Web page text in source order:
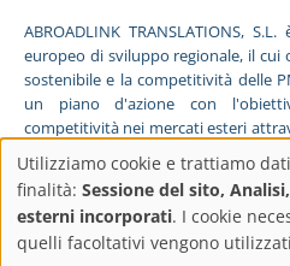
ABROADLINK TRANSLATIONS,
europeo di sviluppo regionale, il cui
sostenibile e la competitività delle
un piano d'azione con
competitività nei mercati esteri
il sostegno del Programma Pyme
di Granada. #EuropaSeSiente
FONDO EUROPEO DI
Utilizziamo cookie e trattiamo
finalità: Sessione del sito,
esterni incorporati. I cookie
quelli facoltativi vengono